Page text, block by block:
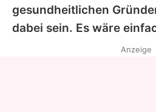
gesundheitlichen
dabei sein. Es wäre
Anzeige